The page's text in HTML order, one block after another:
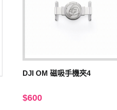
DJI OM 磁吸手機夾4
$600